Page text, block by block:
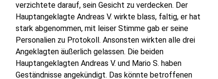
verzichtete darauf, sein Gesicht zu verdecken. Der
Hauptangeklagte Andreas V. wirkte blass, faltig, er hat
stark abgenommen, mit leiser Stimme gab er seine
Personalien zu Protokoll. Ansonsten wirkten alle drei
Angeklagten äußerlich gelassen. Die beiden
Hauptangeklagten Andreas V. und Mario S. haben
Geständnisse angekündigt. Das könnte betroffenen